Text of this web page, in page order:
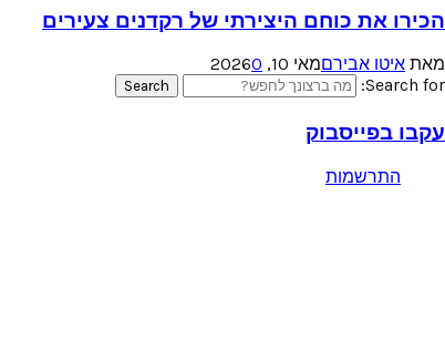
הכירו את כוחם היצירתי של רקדנים צעירים
מאת איטו אבירםמאי 10, 2026
0
Search for:
Search
עקבו בפייסבוק
התרשמות